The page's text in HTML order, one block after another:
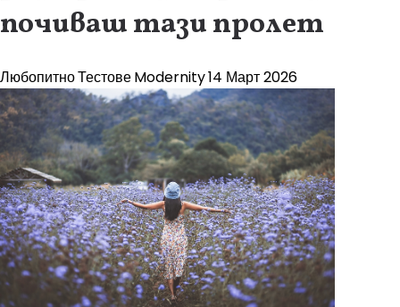
почиваш тази пролет
ЛюбопитноТестовеModernity14 Март 2026